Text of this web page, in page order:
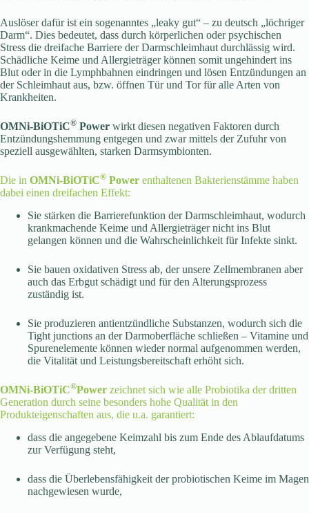
Auslöser dafür ist ein sogenanntes „leaky gut“ – zu deutsch „löchriger
Darm“. Dies bedeutet, dass durch körperlichen oder psychischen
Stress die dreifache Barriere der Darmschleimhaut durchlässig wird.
Schädliche Keime und Allergieträger können somit ungehindert ins
Blut oder in die Lymphbahnen eindringen und lösen Entzündungen an
der Schleimhaut aus, bzw. öffnen Tür und Tor für alle Arten von
Krankheiten.
OMNi-BiOTiC® Power wirkt diesen negativen Faktoren durch
Entzündungshemmung entgegen und zwar mittels der Zufuhr von
speziell ausgewählten, starken Darmsymbionten.
Die in OMNi-BiOTiC® Power enthaltenen Bakterienstämme haben
dabei einen dreifachen Effekt:
Sie stärken die Barrierefunktion der Darmschleimhaut, wodurch
krankmachende Keime und Allergieträger nicht ins Blut
gelangen können und die Wahrscheinlichkeit für Infekte sinkt.
Sie bauen oxidativen Stress ab, der unsere Zellmembranen aber
auch das Erbgut schädigt und für den Alterungsprozess
zuständig ist.
Sie produzieren antientzündliche Substanzen, wodurch sich die
Tight junctions an der Darmoberfläche schließen – Vitamine und
Spurenelemente können wieder normal aufgenommen werden,
die Vitalität und Leistungsbereitschaft erhöht sich.
OMNi-BiOTiC®Power zeichnet sich wie alle Probiotika der dritten
Generation durch seine besonders hohe Qualität in den
Produkteigenschaften aus, die u.a. garantiert:
dass die angegebene Keimzahl bis zum Ende des Ablaufdatums
zur Verfügung steht,
dass die Überlebensfähigkeit der probiotischen Keime im Magen
nachgewiesen wurde,